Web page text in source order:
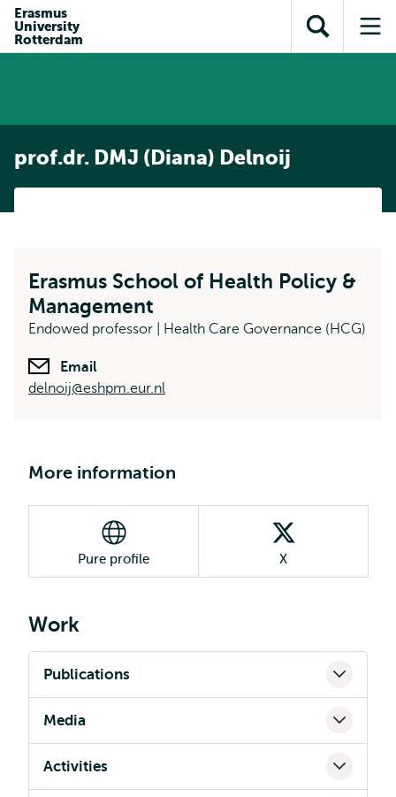
inhoud
Direct naar
subnavigatie
Erasmus
University
Rotterdam
Toon
zoekveld
prof.dr. DMJ (Diana) Delnoij
Erasmus School of Health Policy &
Management
Endowed professor | Health Care Governance (HCG)
Email
delnoij@eshpm.eur.nl
More information
Pure profile X
Work
Publications
Media
Activities